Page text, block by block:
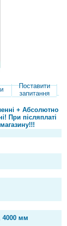
Поставити
запитання
+ Абсолютно
При післяплаті
4000 мм